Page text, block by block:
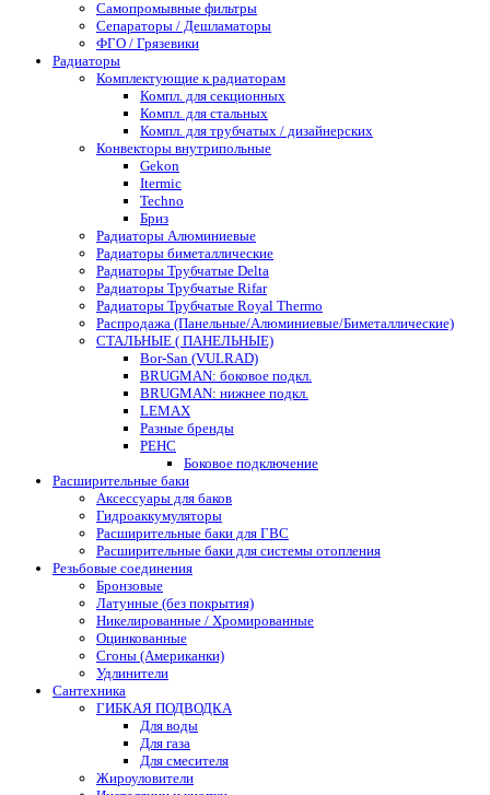
Самопромывные фильтры
Сепараторы / Дешламаторы
ФГО / Грязевики
Радиаторы
Комплектующие к радиаторам
Компл. для секционных
Компл. для стальных
Компл. для трубчатых / дизайнерских
Конвекторы внутрипольные
Gekon
Itermic
Techno
Бриз
Радиаторы Алюминиевые
Радиаторы биметаллические
Радиаторы Трубчатые Delta
Радиаторы Трубчатые Rifar
Радиаторы Трубчатые Royal Thermo
Распродажа (Панельные/Алюминиевые/Биметаллические)
СТАЛЬНЫЕ ( ПАНЕЛЬНЫЕ)
Bor-San (VULRAD)
BRUGMAN: боковое подкл.
BRUGMAN: нижнее подкл.
LEMAX
Разные бренды
РЕНС
Боковое подключение
Расширительные баки
Аксессуары для баков
Гидроаккумуляторы
Расширительные баки для ГВС
Расширительные баки для системы отопления
Резьбовые соединения
Бронзовые
Латунные (без покрытия)
Никелированные / Хромированные
Оцинкованные
Сгоны (Американки)
Удлинители
Сантехника
ГИБКАЯ ПОДВОДКА
Для воды
Для газа
Для смесителя
Жироуловители